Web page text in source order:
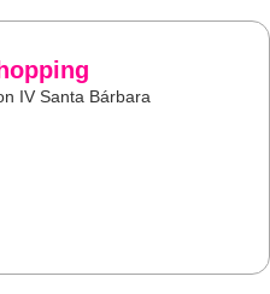
IV Santa Bárbara